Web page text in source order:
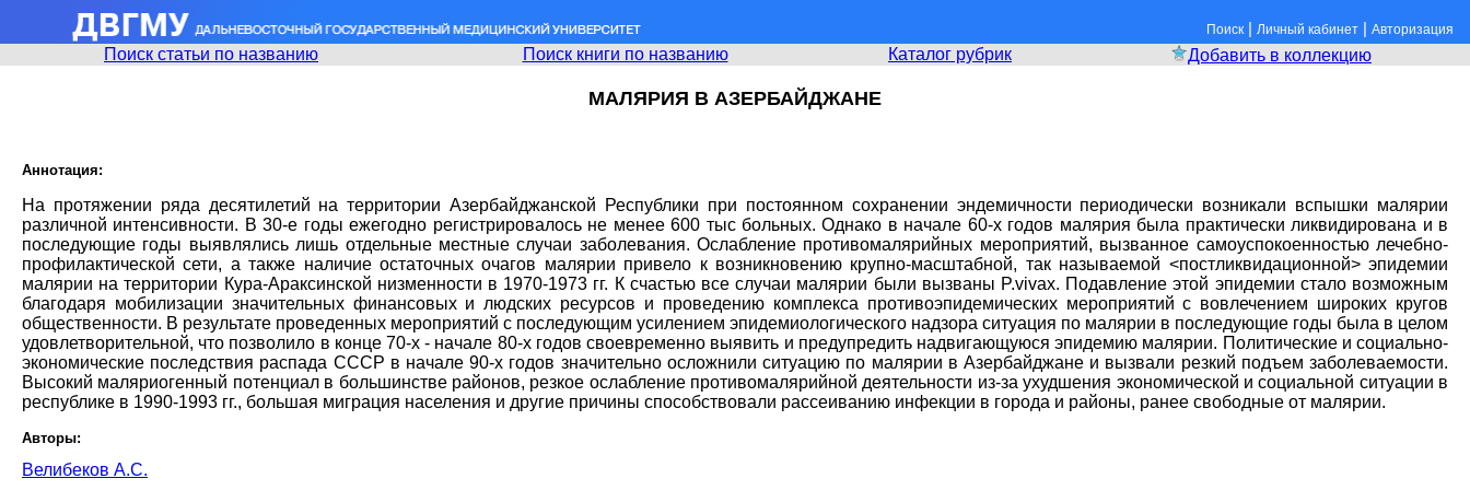
Поиск | Личный кабинет | Авторизация
Поиск статьи по названию Поиск книги по названию Каталог рубрик Добавить в коллекцию
МАЛЯРИЯ В АЗЕРБАЙДЖАНЕ
Аннотация:
На протяжении ряда десятилетий на территории Азербайджанской Республики при постоянном сохранении эндемичности периодически возникали вспышки малярии
различной интенсивности. В 30-е годы ежегодно регистрировалось не менее 600 тыс больных. Однако в начале 60-х годов малярия была практически ликвидирована и в
последующие годы выявлялись лишь отдельные местные случаи заболевания. Ослабление противомалярийных мероприятий, вызванное самоуспокоенностью лечебно-
профилактической сети, а также наличие остаточных очагов малярии привело к возникновению крупно-масштабной, так называемой <постликвидационной> эпидемии
малярии на территории Кура-Араксинской низменности в 1970-1973 гг. К счастью все случаи малярии были вызваны P.vivax. Подавление этой эпидемии стало возможным
благодаря мобилизации значительных финансовых и людских ресурсов и проведению комплекса противоэпидемических мероприятий с вовлечением широких кругов
общественности. В результате проведенных мероприятий с последующим усилением эпидемиологического надзора ситуация по малярии в последующие годы была в целом
удовлетворительной, что позволило в конце 70-х - начале 80-х годов своевременно выявить и предупредить надвигающуюся эпидемию малярии. Политические и социально-
экономические последствия распада СССР в начале 90-х годов значительно осложнили ситуацию по малярии в Азербайджане и вызвали резкий подъем заболеваемости.
Высокий маляриогенный потенциал в большинстве районов, резкое ослабление противомалярийной деятельности из-за ухудшения экономической и социальной ситуации в
республике в 1990-1993 гг., большая миграция населения и другие причины способствовали рассеиванию инфекции в города и районы, ранее свободные от малярии.
Авторы:
Велибеков А.С.